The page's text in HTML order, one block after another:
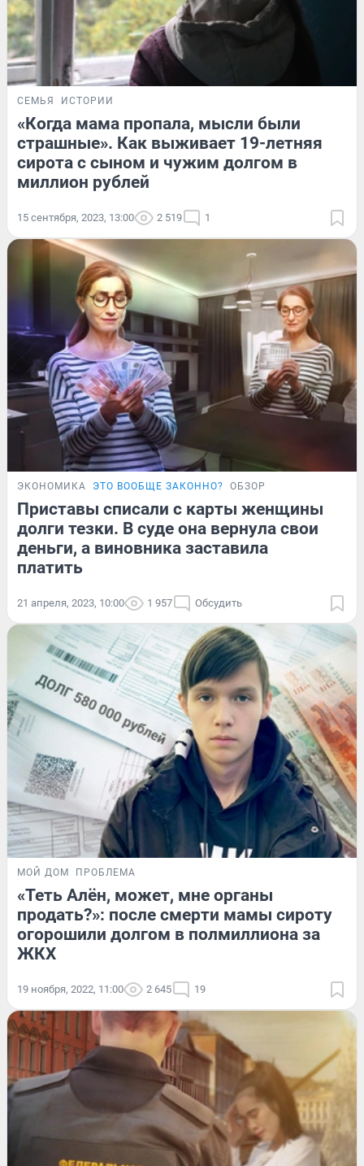
СЕМЬЯ ИСТОРИИ
«Когда мама пропала, мысли были
страшные». Как выживает 19-летняя
сирота с сыном и чужим долгом в
миллион рублей
15 сентября, 2023, 13:00 2 519 1
ЭКОНОМИКА ЭТО ВООБЩЕ ЗАКОННО? ОБЗОР
Приставы списали с карты женщины
долги тезки. В суде она вернула свои
деньги, а виновника заставила
платить
21 апреля, 2023, 10:00 1 957 Обсудить
МОЙ ДОМ ПРОБЛЕМА
«Теть Алён, может, мне органы
продать?»: после смерти мамы сироту
огорошили долгом в полмиллиона за
ЖКХ
19 ноября, 2022, 11:00 2 645 19